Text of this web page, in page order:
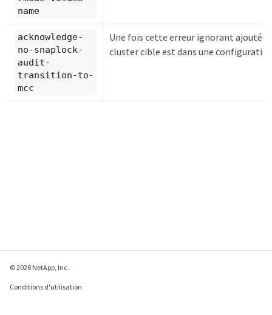
name
acknowledge-
no-snaplock-
audit-
transition-to-
mcc
Une fois cette erreur ignorant
cluster cible est dans une
© 2026 NetApp, Inc.
Conditions d'utilisation